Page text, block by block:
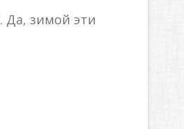
. Да, зимой эти